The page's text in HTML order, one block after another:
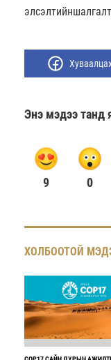
Энэ мэдээ танд
9 0
ХОЛБООТОЙ